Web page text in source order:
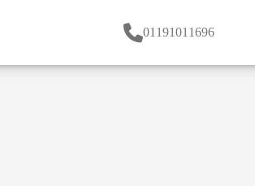
01191011696